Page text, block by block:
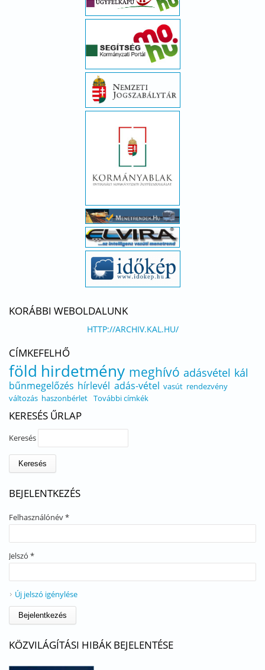
KORÁBBI WEBOLDALUNK
HTTP://ARCHIV.KAL.HU/
CÍMKEFELHŐ
föld hirdetmény meghívó adásvétel kál
bűnmegelőzés hírlevél adás-vétel vasút rendezvény
változás haszonbérlet További címkék
KERESÉS ŰRLAP
Keresés
BEJELENTKEZÉS
Felhasználónév*
Jelszó *
Új jelszó igénylése
KÖZVILÁGÍTÁSI HIBÁK BEJELENTÉSE